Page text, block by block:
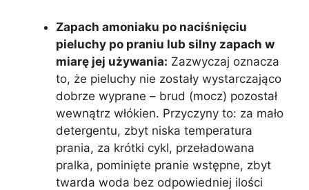
Zapach amoniaku po naciśnięciu
pieluchy po praniu lub silny zapach w
miarę jej używania: Zazwyczaj oznacza
to, że pieluchy nie zostały wystarczająco
dobrze wyprane – brud (mocz) pozostał
wewnątrz włókien. Przyczyny to: za mało
detergentu, zbyt niska temperatura
prania, za krótki cykl, przeładowana
pralka, pominięte pranie wstępne, zbyt
twarda woda bez odpowiedniej ilości